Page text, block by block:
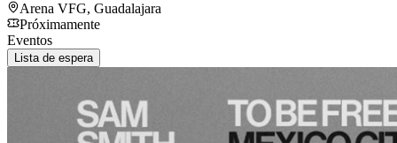
Arena VFG, Guadalajara
Próximamente
Eventos
Lista de espera